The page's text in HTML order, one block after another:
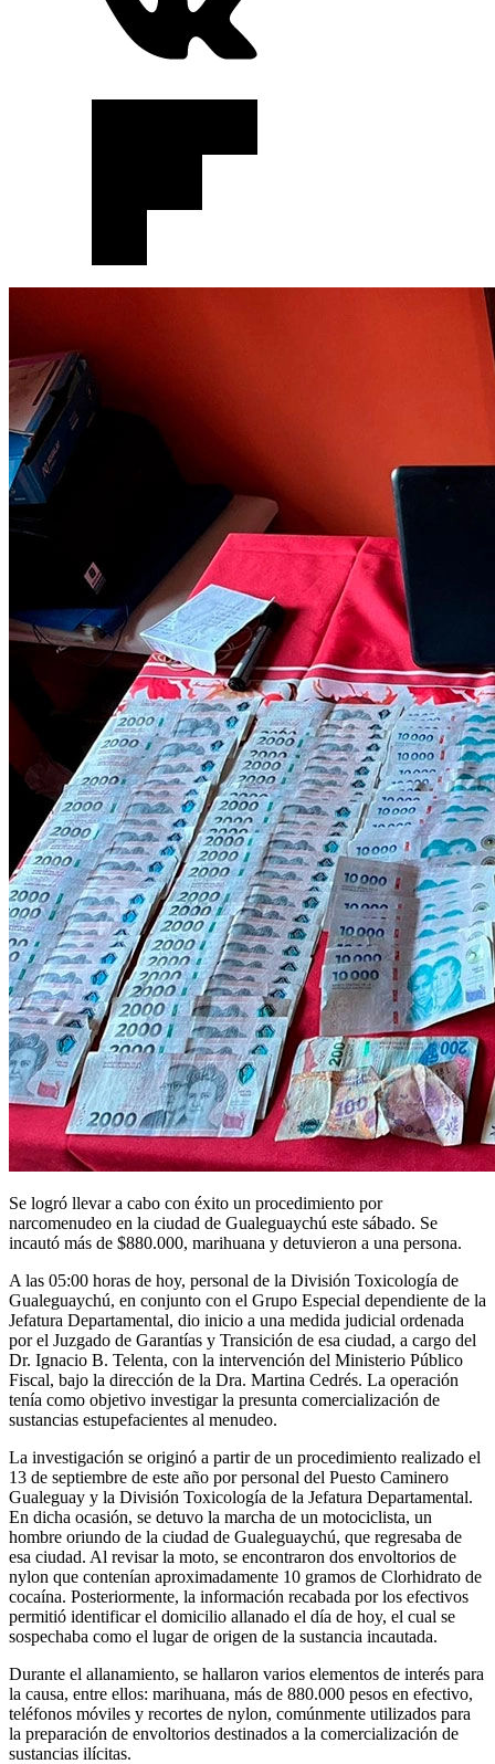
Se logró llevar a cabo con éxito un procedimiento por
narcomenudeo en la ciudad de Gualeguaychú este sábado. Se
incautó más de $880.000, marihuana y detuvieron a una persona.
A las 05:00 horas de hoy, personal de la División Toxicología de
Gualeguaychú, en conjunto con el Grupo Especial dependiente de la
Jefatura Departamental, dio inicio a una medida judicial ordenada
por el Juzgado de Garantías y Transición de esa ciudad, a cargo del
Dr. Ignacio B. Telenta, con la intervención del Ministerio Público
Fiscal, bajo la dirección de la Dra. Martina Cedrés. La operación
tenía como objetivo investigar la presunta comercialización de
sustancias estupefacientes al menudeo.
La investigación se originó a partir de un procedimiento realizado el
13 de septiembre de este año por personal del Puesto Caminero
Gualeguay y la División Toxicología de la Jefatura Departamental.
En dicha ocasión, se detuvo la marcha de un motociclista, un
hombre oriundo de la ciudad de Gualeguaychú, que regresaba de
esa ciudad. Al revisar la moto, se encontraron dos envoltorios de
nylon que contenían aproximadamente 10 gramos de Clorhidrato de
cocaína. Posteriormente, la información recabada por los efectivos
permitió identificar el domicilio allanado el día de hoy, el cual se
sospechaba como el lugar de origen de la sustancia incautada.
Durante el allanamiento, se hallaron varios elementos de interés para
la causa, entre ellos: marihuana, más de 880.000 pesos en efectivo,
teléfonos móviles y recortes de nylon, comúnmente utilizados para
la preparación de envoltorios destinados a la comercialización de
sustancias ilícitas.